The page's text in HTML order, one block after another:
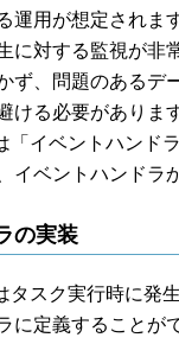
運用が想定されま
に対する監視が非
ず、問題のあるデ
ける必要がありま
「イベントハン
イベントハンドラ
の実装
タスク実行時に
に定義することが